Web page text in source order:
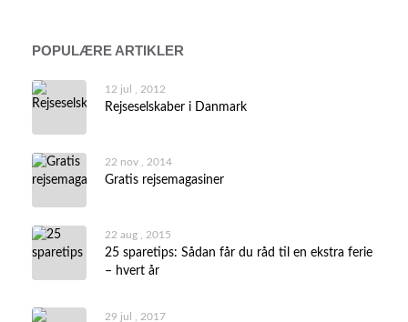
POPULÆRE ARTIKLER
12 jul , 2012
Rejseselskaber i Danmark
22 nov , 2014
Gratis rejsemagasiner
22 aug , 2015
25 sparetips: Sådan får du råd til en ekstra ferie
– hvert år
29 jul , 2017